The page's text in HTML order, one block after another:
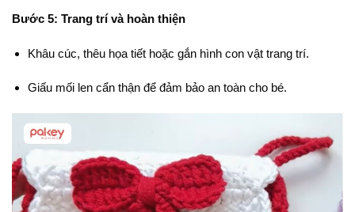
Bước 5: Trang trí và hoàn thiện
Khâu cúc, thêu họa tiết hoặc gắn hình con vật trang trí.
Giấu mối len cẩn thận để đảm bảo an toàn cho bé.